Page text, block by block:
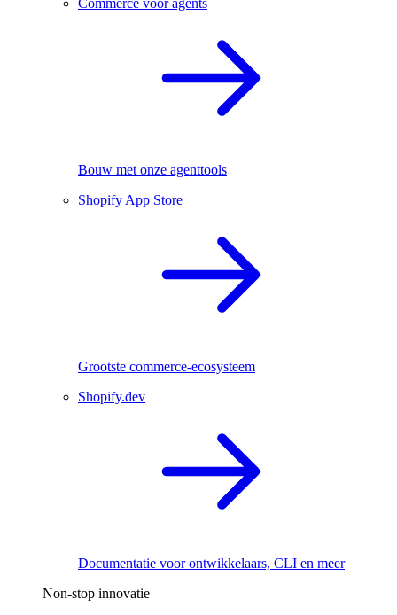
Commerce voor agents
Bouw met onze agenttools
Shopify App Store
Grootste commerce-ecosysteem
Shopify.dev
Documentatie voor ontwikkelaars, CLI en meer
Non-stop innovatie